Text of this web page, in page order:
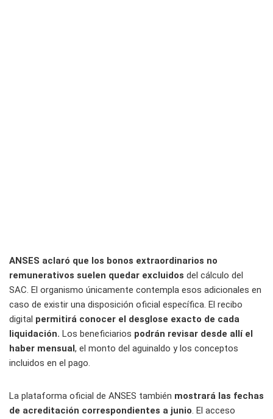
ANSES aclaró que los bonos extraordinarios no
remunerativos suelen quedar excluidos del cálculo del
SAC. El organismo únicamente contempla esos adicionales en
caso de existir una disposición oficial específica. El recibo
digital permitirá conocer el desglose exacto de cada
liquidación. Los beneficiarios podrán revisar desde allí el
haber mensual, el monto del aguinaldo y los conceptos
incluidos en el pago.
La plataforma oficial de ANSES también mostrará las fechas
de acreditación correspondientes a junio. El acceso